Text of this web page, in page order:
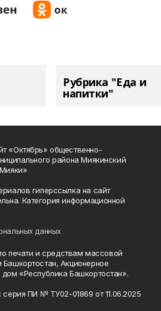
Рубрика "Еда и
напитки"
«Октябрь» общественно-
района Миякинский
гиперссылка на сайт
Категория информационной
данных
печати и средствам массовой
Акционерное
«Республика Башкортостан».
серия ПИ № ТУ02-01869 от 11.06.2025